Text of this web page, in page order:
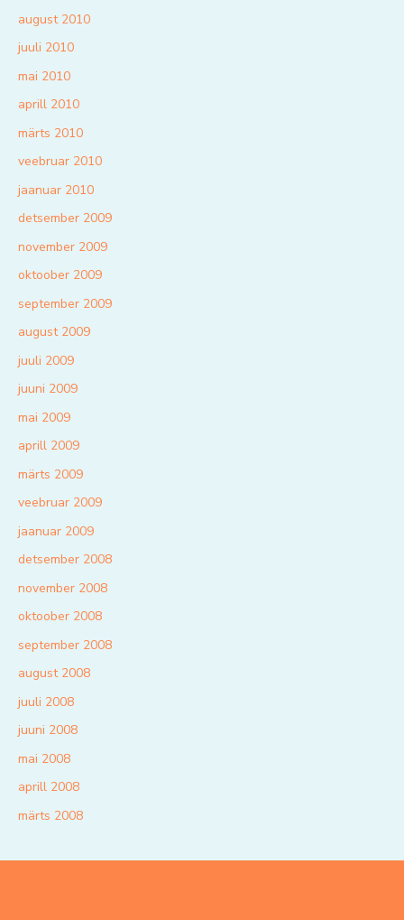
august 2010
juuli 2010
mai 2010
aprill 2010
märts 2010
veebruar 2010
jaanuar 2010
detsember 2009
november 2009
oktoober 2009
september 2009
august 2009
juuli 2009
juuni 2009
mai 2009
aprill 2009
märts 2009
veebruar 2009
jaanuar 2009
detsember 2008
november 2008
oktoober 2008
september 2008
august 2008
juuli 2008
juuni 2008
mai 2008
aprill 2008
märts 2008